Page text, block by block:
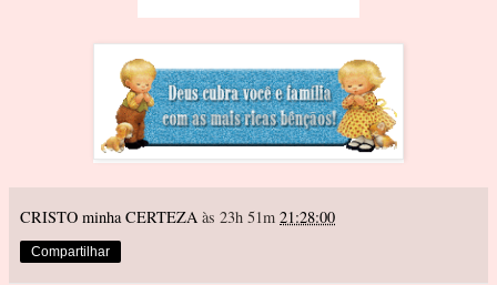
CRISTO minha CERTEZA às 23h 51m 21:28:00
Compartilhar